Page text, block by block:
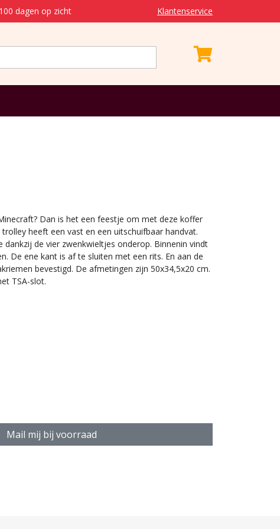
100 dagen op zicht Klantenservice
en uitschuifbaar handvat
Dan is het een feestje om met deze koffer
heeft een vast en een uitschuifbaar handvat.
de vier zwenkwieltjes onderop. Binnenin vindt
De ene kant is af te sluiten met een rits. En aan de
bevestigd. De afmetingen zijn 50x34,5x20 cm.
TSA-slot.
Mail mij bij voorraad